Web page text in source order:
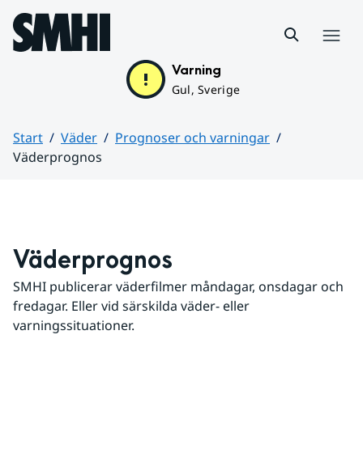
Hoppa till sidans innehåll
Varning
Gul, Sverige
Start Väder
Prognoser och varningar
Väderprognos
Väderprognos
SMHI publicerar väderfilmer måndagar, onsdagar och
fredagar. Eller vid särskilda väder- eller
varningssituationer.